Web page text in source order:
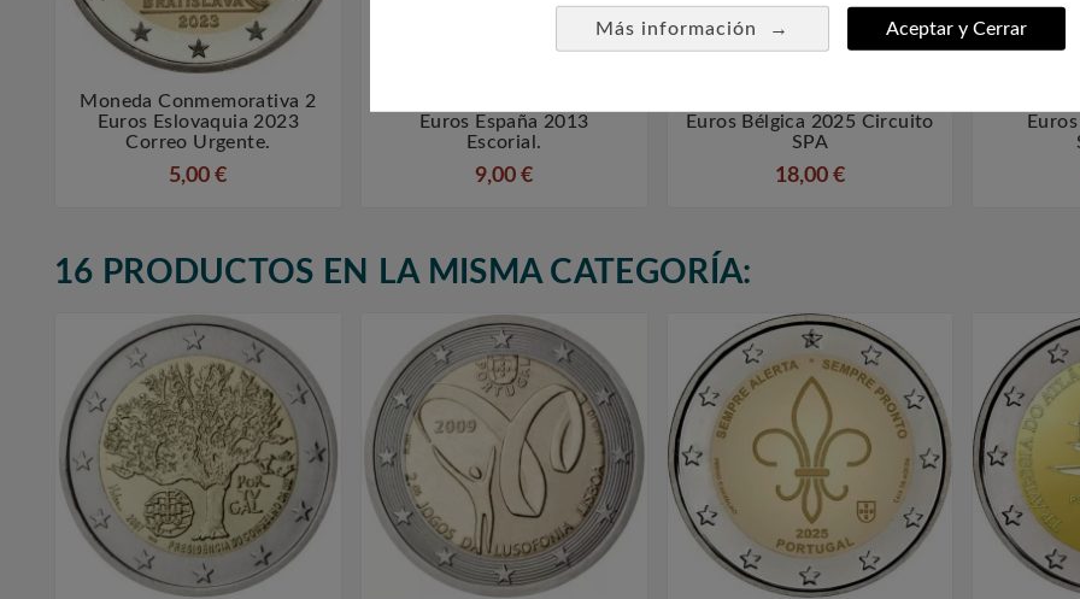
Más información → Aceptar y Cerrar
 
Moneda Conmemorativa 2
Euros Eslovaquia 2023
Correo Urgente.
5,00 €
 
Euros España 2013
Escorial.
9,00 €
 
Euros Bélgica 2025 Circuito
SPA
18,00 €
16 PRODUCTOS EN LA MISMA CATEGORÍA: